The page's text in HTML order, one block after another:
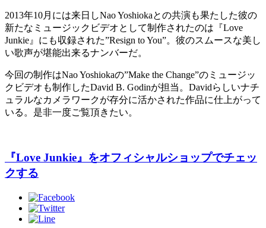
2013年10月には来日しNao Yoshiokaとの共演も果たした彼の
新たなミュージックビデオとして制作されたのは『Love
Junkie』にも収録された”Resign to You”。彼のスムースな美し
い歌声が堪能出来るナンバーだ。
今回の制作はNao Yoshiokaの”Make the Change”のミュージッ
クビデオも制作したDavid B. Godinが担当。Davidらしいナチ
ュラルなカメラワークが存分に活かされた作品に仕上がって
いる。是非一度ご覧頂きたい。
『Love Junkie』をオフィシャルショップでチェッ
クする